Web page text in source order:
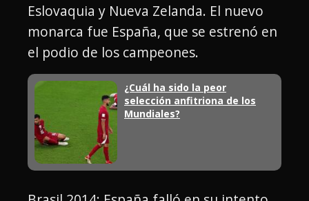
Eslovaquia y Nueva Zelanda. El nuevo
monarca fue España, que se estrenó en
el podio de los campeones.
¿Cuál ha sido la peor
selección anfitriona de los
Mundiales?